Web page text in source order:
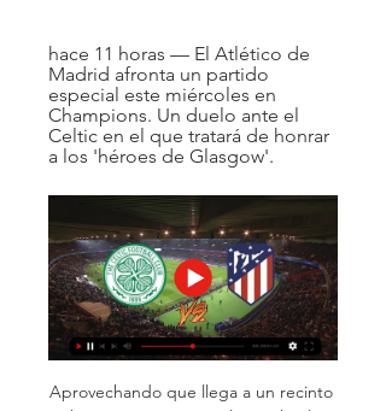
hace 11 horas — El Atlético de
Madrid afronta un partido
especial este miércoles en
Champions. Un duelo ante el
Celtic en el que tratará de honrar
a los 'héroes de Glasgow'.
Aprovechando que llega a un recinto